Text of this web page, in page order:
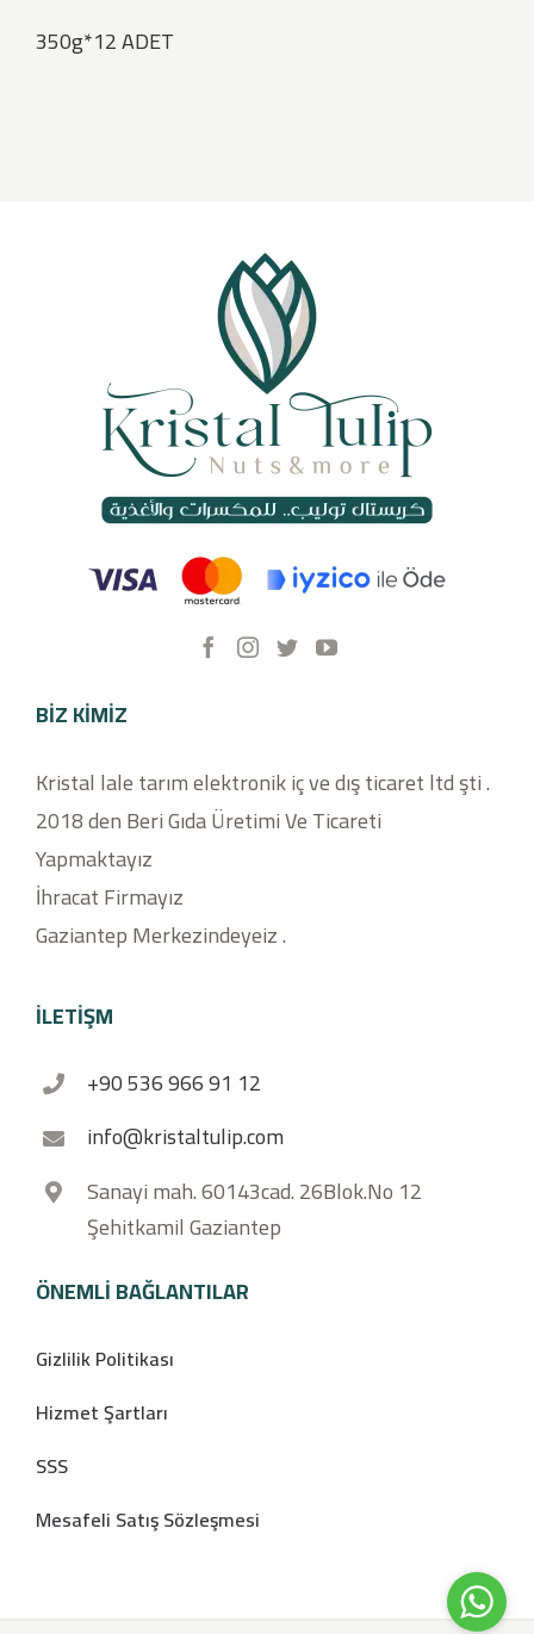
350g*12 ADET
BIZ KIMIZ
Kristal lale tarım elektronik iç ve dış ticaret ltd şti .
2018 den Beri Gıda Üretimi Ve Ticareti
Yapmaktayız
İhracat Firmayız
Gaziantep Merkezindeyeiz .
İLETİŞM
+90 536 966 91 12
info@kristaltulip.com
Sanayi mah. 60143cad. 26Blok.No 12
Şehitkamil Gaziantep
ÖNEMLI BAĞLANTILAR
Gizlilik Politikası
Hizmet Şartları
SSS
Mesafeli Satış Sözleşmesi